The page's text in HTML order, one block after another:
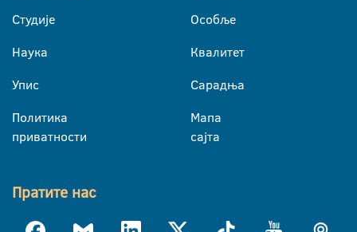
Студије
Наука
Упис
Политика
приватности
Особље
Квалитет
Сарадња
Мапа
сајта
Пратите нас